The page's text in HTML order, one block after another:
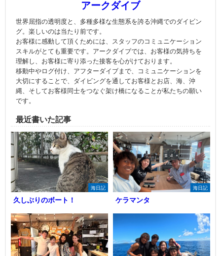
アークダイブ
世界屈指の透明度と、多種多様な生態系を誇る沖縄でのダイビン
グ。楽しいのは当たり前です。
お客様に感動して頂くためには、スタッフのコミュニケーション
スキルがとても重要です。アークダイブでは、お客様の気持ちを
理解し、お客様に寄り添った接客を心がけております。
移動中やログ付け、アフターダイブまで、コミュニケーションを
大切にすることで、ダイビングを通してお客様とお店、海、沖
縄、そしてお客様同士をつなぐ架け橋になることが私たちの願い
です。
最近書いた記事
海日記
久しぶりのボート！
海日記
ケラマンタ